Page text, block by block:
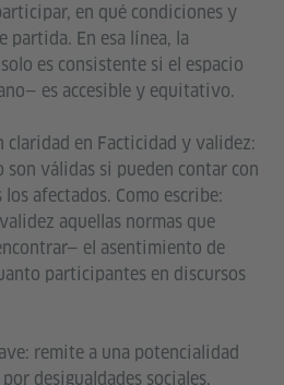
en qué condiciones y
partida. En esa línea, la
es consistente si el espacio
es accesible y equitativo.
claridad en Facticidad y validez:
son válidas si pueden contar con
afectados. Como escribe:
aquellas normas que
el asentimiento de
participantes en discursos
remite a una potencialidad
desigualdades sociales,